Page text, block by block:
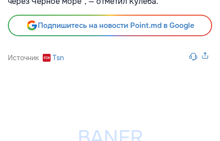
Подпишитесь на новости Point.md в Google
Источник Tsn